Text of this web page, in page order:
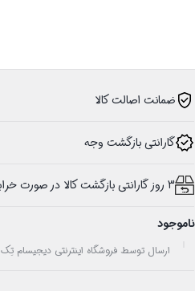
ضمانت اصالت کالا
گارانتی بازگشت وجه
3 روز گارانتی بازگشت کالا در صورت خرابی
ناموجود
ارسال توسط فروشگاه اینترنتی دیجیسام تِک